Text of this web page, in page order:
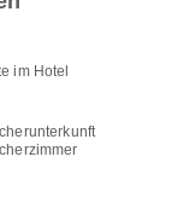
im Hotel